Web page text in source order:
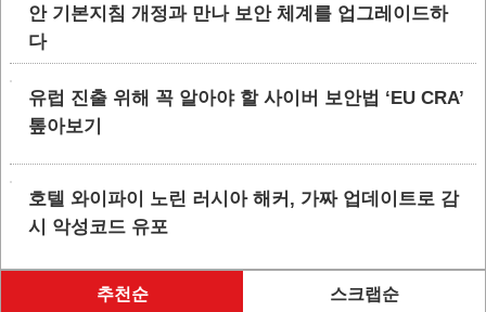
안 기본지침 개정과 만나 보안 체계를 업그레이드하
다
유럽 진출 위해 꼭 알아야 할 사이버 보안법 ‘EU CRA’
톺아보기
호텔 와이파이 노린 러시아 해커, 가짜 업데이트로 감
시 악성코드 유포
추천순 스크랩순